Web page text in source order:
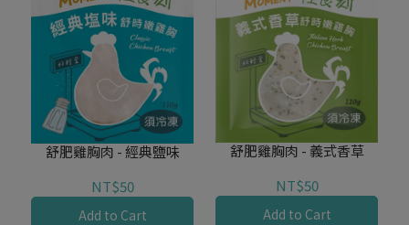
舒肥雞胸肉 - 經典鹽味
NT$50
Add to Cart
舒肥雞胸肉 - 義式香草
NT$50
Add to Cart